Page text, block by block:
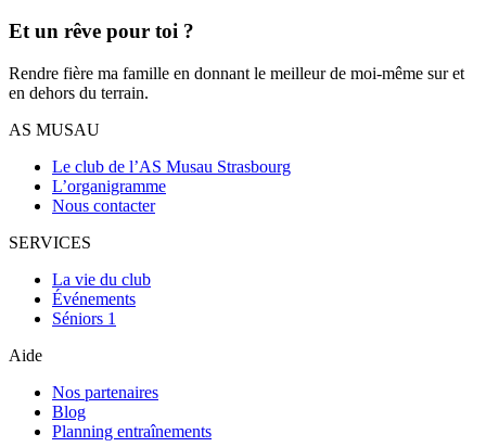
Et un rêve pour toi ?
Rendre fière ma famille en donnant le meilleur de moi-même sur et
en dehors du terrain.
AS MUSAU
Le club de l’AS Musau Strasbourg
L’organigramme
Nous contacter
SERVICES
La vie du club
Événements
Séniors 1
Aide
Nos partenaires
Blog
Planning entraînements